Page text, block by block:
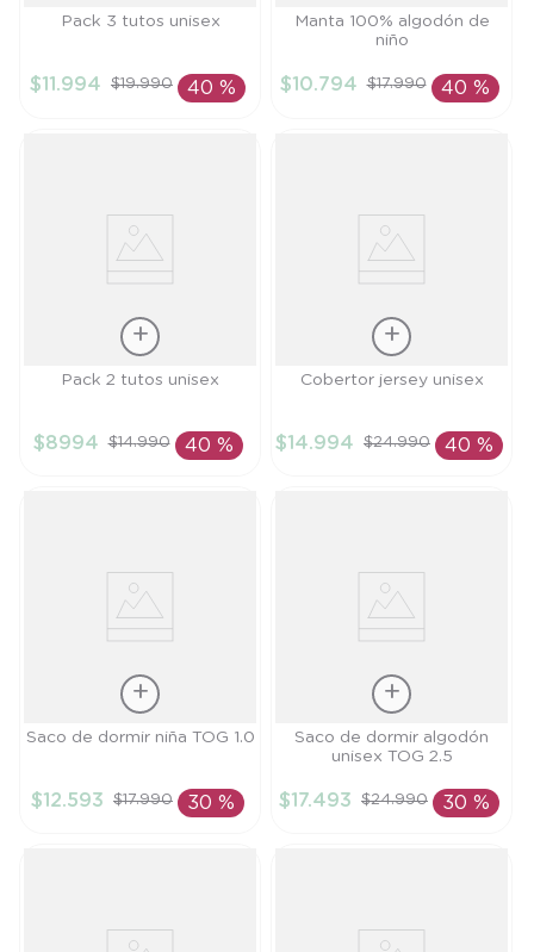
Talla
AÑADIR AL
Pack 3 tutos unisex
$11 .994 $19.990 40 %
Talla
AÑADIR AL
Manta 100% algodón de
niño
$10.794 $17.990 40 %
Talla
AÑADIR AL
Pack 2 tutos unisex
$8994 $14.990 40 %
Talla
AÑADIR AL
Cobertor jersey unisex
$14.994 $24.990 40 %
Talla
AÑADIR AL
Saco de dormir niña TOG 1.0
$12.593 $17.990 30 %
Talla
AÑADIR AL
Saco de dormir algodón
unisex TOG 2.5
$17.493 $24.990 30 %